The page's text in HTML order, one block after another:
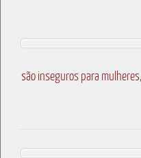
são inseguros para